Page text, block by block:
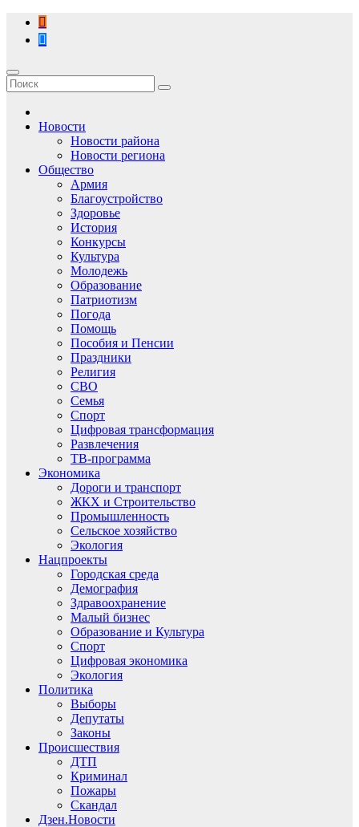
Перейти
содержимому
Новости
Новости района
Новости региона
Общество
Армия
Благоустройство
Здоровье
История
Конкурсы
Культура
Молодежь
Образование
Патриотизм
Погода
Помощь
Пособия и Пенсии
Праздники
Религия
СВО
Семья
Спорт
Цифровая трансформация
Развлечения
ТВ-программа
Экономика
Дороги и транспорт
ЖКХ и Строительство
Промышленность
Сельское хозяйство
Экология
Нацпроекты
Городская среда
Демография
Здравоохранение
Малый бизнес
Образование и Культура
Спорт
Цифровая экономика
Экология
Политика
Выборы
Депутаты
Законы
Происшествия
ДТП
Криминал
Пожары
Скандал
Дзен.Новости